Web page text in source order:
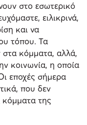
στο εσωτερικό
ειλικρινά,
και να
τόπου. Τα
κόμματα, αλλά,
κοινωνία, η οποία
εποχές σήμερα
που δεν
κόμματα της